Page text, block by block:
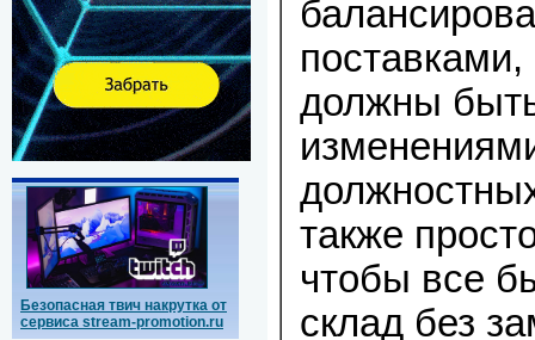
Безопасная твич накрутка от
сервиса stream-promotion.ru
должны
также
чтобы все
склад без